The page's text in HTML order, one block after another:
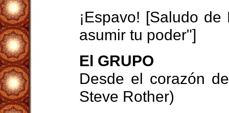
¡Espavo! [Saludo
asumir tu poder"]
El GRUPO
Desde el corazón
Steve Rother)